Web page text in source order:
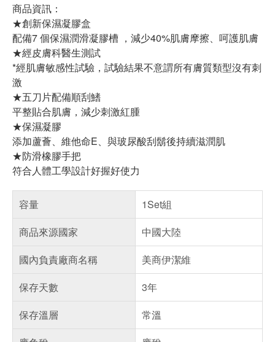
商品資訊：
★創新保濕凝膠盒
配備7 個保濕潤滑凝膠槽 ，減少40%肌膚摩擦、呵護肌膚
★經皮膚科醫生測試
*經肌膚敏感性試驗，試驗結果不意謂所有膚質類型沒有刺
激
★五刀片配備順刮鰭
平整貼合肌膚，減少刺激紅腫
★保濕凝膠
添加蘆薈、維他命E、與玻尿酸刮鬍後持續滋潤肌
★防滑橡膠手把
符合人體工學設計好握好使力
容量
1Set組
商品來源國家
中國大陸
國內負責廠商名稱
美商伊潔維
保存天數
3年
保存溫層
常溫